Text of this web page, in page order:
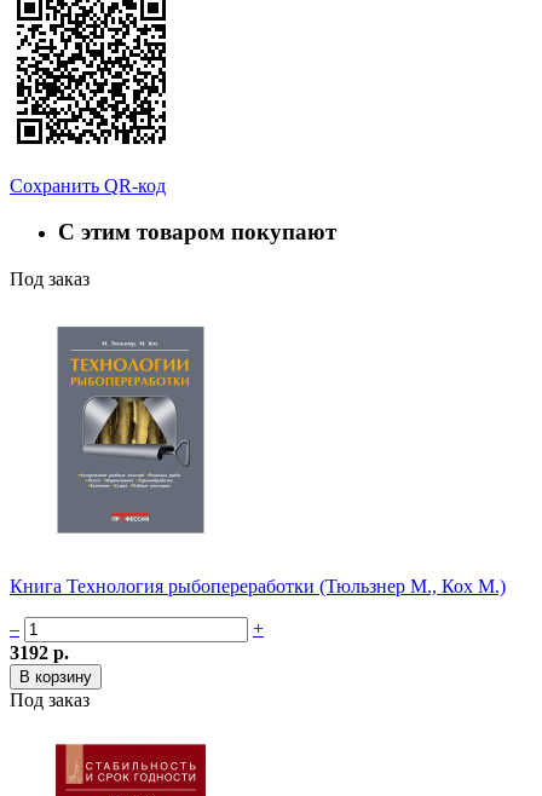
Сохранить QR-код
С этим товаром покупают
Под заказ
Книга Технология рыбопереработки (Тюльзнер М., Кох М.)
–
+
3192 р.
Под заказ